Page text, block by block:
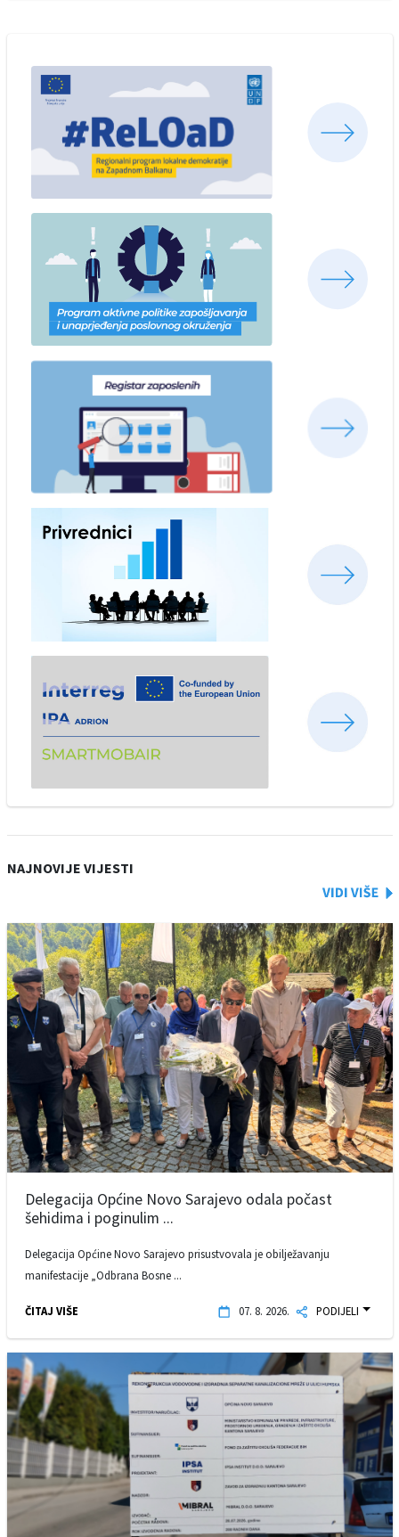
NAJNOVIJE VIJESTI
Delegacija Općine Novo Sarajevo odala počast
šehidima i poginulim ...
Delegacija Općine Novo Sarajevo prisustvovala je obilježavanju
manifestacije „Odbrana Bosne ...
ČITAJ VIŠE 07. 8. 2026. PODIJELI